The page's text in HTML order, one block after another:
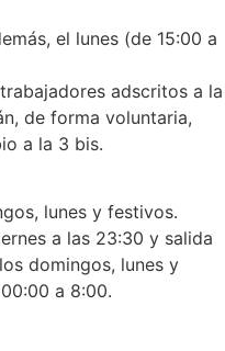
el lunes (de 15:00 a
adscritos a la
de forma voluntaria,
a la 3 bis.
lunes y festivos.
a las 23:30 y salida
domingos, lunes y
a 8:00.